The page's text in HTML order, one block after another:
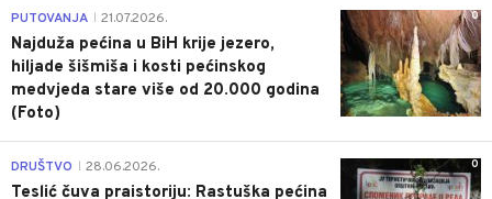
0
PUTOVANJA 21.07.2026.
Najduža pećina u BiH krije jezero,
hiljade šišmiša i kosti pećinskog
medvjeda stare više od 20.000 godina
(Foto)
0
DRUŠTVO 28.06.2026.
Teslić čuva praistoriju: Rastuška pećina